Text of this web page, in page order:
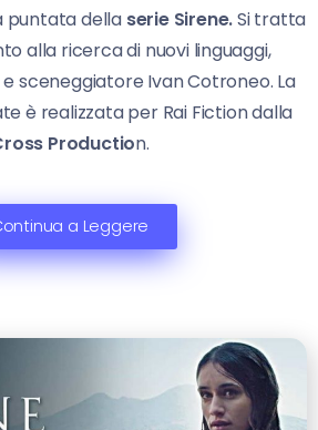
puntata della serie Sirene.Si tratta
alla ricerca di nuovi linguaggi,
sceneggiatore Ivan Cotroneo. La
è realizzata per Rai Fiction dalla
Production.
a Leggere